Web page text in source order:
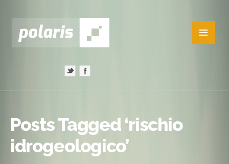
Posts Tagged ‘rischio
idrogeologico’